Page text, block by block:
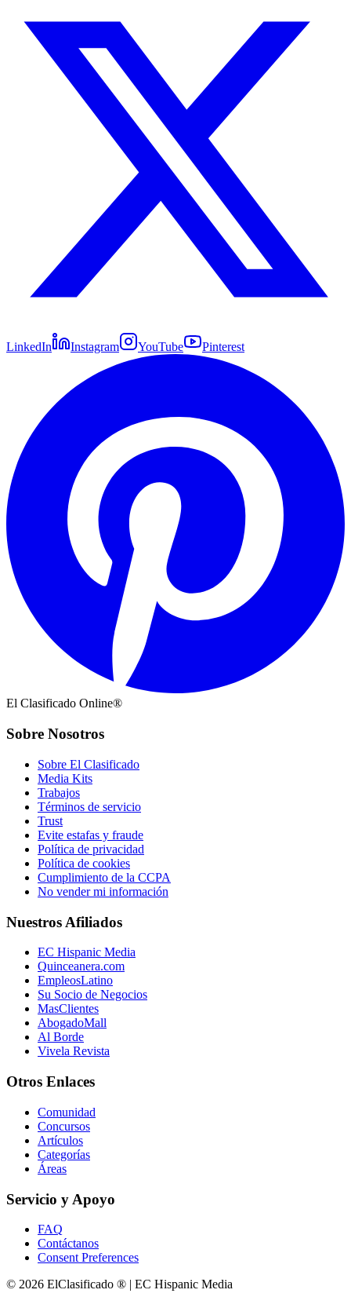
LinkedIn Instagram YouTube Pinterest
El Clasificado Online®
Sobre Nosotros
Sobre El Clasificado
Media Kits
Trabajos
Términos de servicio
Trust
Evite estafas y fraude
Política de privacidad
Política de cookies
Cumplimiento de la CCPA
No vender mi información
Nuestros Afiliados
EC Hispanic Media
Quinceanera.com
EmpleosLatino
Su Socio de Negocios
MasClientes
AbogadoMall
Al Borde
Vivela Revista
Otros Enlaces
Comunidad
Concursos
Artículos
Categorías
Áreas
Servicio y Apoyo
FAQ
Contáctanos
Consent Preferences
© 2026 ElClasificado ® | EC Hispanic Media